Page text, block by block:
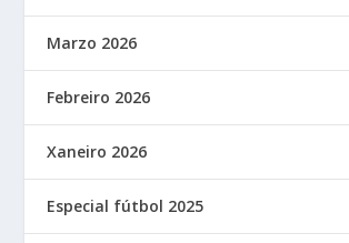
Marzo 2026
Febreiro 2026
Xaneiro 2026
Especial fútbol 2025